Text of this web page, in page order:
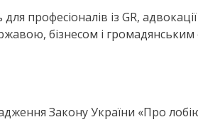
професіоналів із GR,
бізнесом і громадянським
Закону України «Про